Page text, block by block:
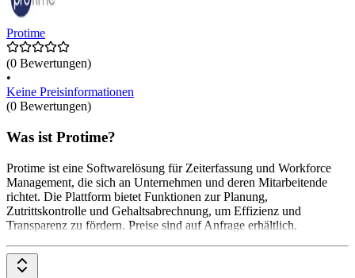
Protime
(0 Bewertungen)
•
Keine Preisinformationen
(0 Bewertungen)
Was ist Protime?
Protime ist eine Softwarelösung für Zeiterfassung und Workforce
Management, die sich an Unternehmen und deren Mitarbeitende
richtet. Die Plattform bietet Funktionen zur Planung,
Zutrittskontrolle und Gehaltsabrechnung, um Effizienz und
Transparenz zu fördern. Preise sind auf Anfrage erhältlich.